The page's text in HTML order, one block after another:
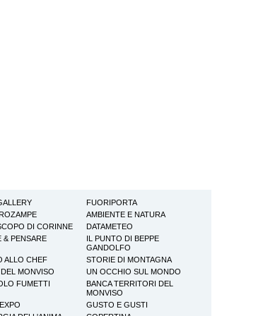
FUORIPORTA
AMBIENTE E NATURA
DI CORINNE
DATAMETEO
& PENSARE
IL PUNTO DI BEPPE
GANDOLFO
ALLO CHEF
STORIE DI MONTAGNA
MONVISO
UN OCCHIO SUL MONDO
FUMETTI
BANCA TERRITORI DEL
MONVISO
GUSTO E GUSTI